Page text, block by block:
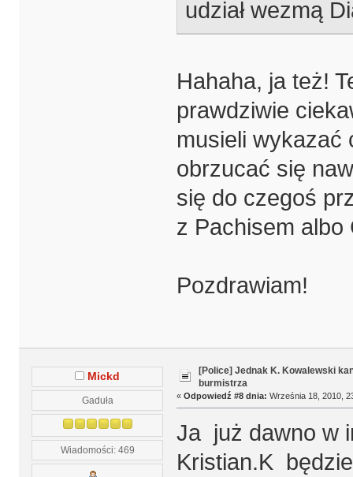
udział wezmą
Hahaha, ja też!
prawdziwie
musieli wykazać
obrzucać się
się do czegoś
z Pachisem albo
Pozdrawiam!
Mickd
Gaduła
Wiadomości: 469
[Police] Jednak K. Kowalewski
burmistrza
« Odpowiedź #8 dnia: Września 18, 2010,
Ja już dawno w
Kristian.K